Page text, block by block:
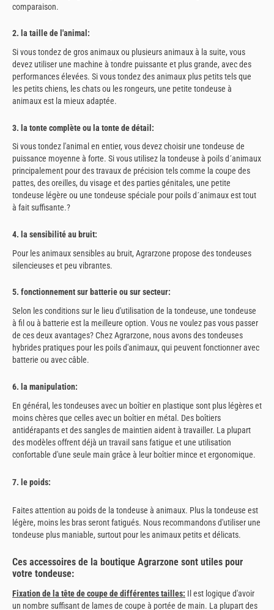
comparaison.
2. la taille de l'animal:
Si vous tondez de gros animaux ou plusieurs animaux à la suite, vous
devez utiliser une machine à tondre puissante et plus grande, avec des
performances élevées. Si vous tondez des animaux plus petits tels que
les petits chiens, les chats ou les rongeurs, une petite tondeuse à
animaux est la mieux adaptée.
3. la tonte complète ou la tonte de détail:
Si vous tondez l'animal en entier, vous devez choisir une tondeuse de
puissance moyenne à forte. Si vous utilisez la tondeuse à poils d´animaux
principalement pour des travaux de précision tels comme la coupe des
pattes, des oreilles, du visage et des parties génitales, une petite
tondeuse légère ou une tondeuse spéciale pour poils d´animaux est tout
à fait suffisante.?
4. la sensibilité au bruit:
Pour les animaux sensibles au bruit, Agrarzone propose des tondeuses
silencieuses et peu vibrantes.
5. fonctionnement sur batterie ou sur secteur:
Selon les conditions sur le lieu d'utilisation de la tondeuse, une tondeuse
à fil ou à batterie est la meilleure option. Vous ne voulez pas vous passer
de ces deux avantages? Chez Agrarzone, nous avons des tondeuses
hybrides pratiques pour les poils d'animaux, qui peuvent fonctionner avec
batterie ou avec câble.
6. la manipulation:
En général, les tondeuses avec un boîtier en plastique sont plus légères et
moins chères que celles avec un boîtier en métal. Des boîtiers
antidérapants et des sangles de maintien aident à travailler. La plupart
des modèles offrent déjà un travail sans fatigue et une utilisation
confortable d'une seule main grâce à leur boîtier mince et ergonomique.
7. le poids:
Faites attention au poids de la tondeuse à animaux. Plus la tondeuse est
légère, moins les bras seront fatigués. Nous recommandons d'utiliser une
tondeuse plus maniable, surtout pour les animaux petits et délicats.
Ces accessoires de la boutique Agrarzone sont utiles pour
votre tondeuse:
Fixation de la tête de coupe de différentes tailles: Il est logique d'avoir
un nombre suffisant de lames de coupe à portée de main. La plupart des